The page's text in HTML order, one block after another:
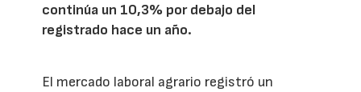
continúa un 10,3% por debajo del
registrado hace un año.
El mercado laboral agrario registró un